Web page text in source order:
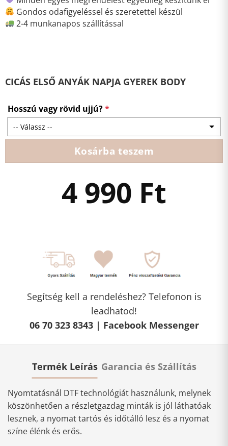
Gondos odafigyeléssel és szeretettel készül
2-4 munkanapos szállítással
CICÁS ELSŐ ANYÁK NAPJA GYEREK BODY
Hosszú vagy rövid ujjú?*
Kosárba teszem
4 990 Ft
Segítség kell a rendeléshez? Telefonon is
leadhatod!
06 70 323 8343 | Facebook Messenger
Termék Leírás Garancia és Szállítás
Nyomtatásnál DTF technológiát használunk, melynek
köszönhetően a részletgazdag minták is jól láthatóak
lesznek, a nyomat tartós és időtálló lesz és a nyomat
színe élénk és erős.